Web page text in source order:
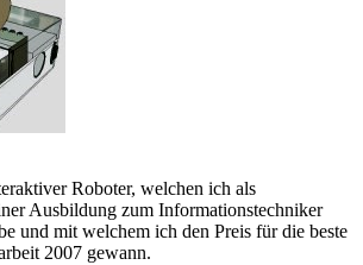
Roboter, welchen ich als
Ausbildung zum Informationstechniker
und mit welchem ich den Preis für die beste
2007 gewann.